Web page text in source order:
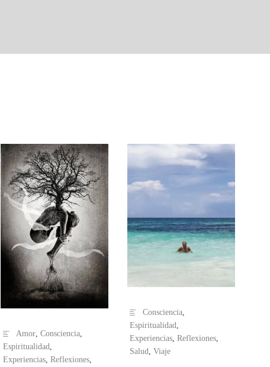
Amor Consciencia
Espiritualidad
Experiencias Reflexiones
Consciencia,
Espiritualidad,
Experiencias, Reflexiones,
Salud, Viaje